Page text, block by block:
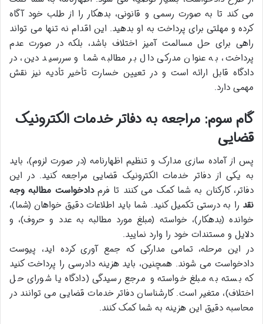
می کند تا به صورت رسمی و قانونی، بدهکار را از طلب خود آگاه
کرده و مهلتی برای پرداخت به او بدهید. این اقدام نه تنها می تواند
راهی برای حل مسالمت آمیز اختلاف باشد، بلکه در صورت عدم
پرداخت، به عنوان مدرکی دال بر مطالبه شما و سررسید دین، در
دادگاه قابل ارائه است و در تعیین خسارت تأخیر تأدیه نیز نقش
مهمی دارد.
گام سوم: مراجعه به دفاتر خدمات الکترونیک
قضایی
پس از آماده سازی مدارک و تنظیم اظهارنامه (در صورت لزوم)، باید
به یکی از دفاتر خدمات الکترونیک قضایی مراجعه کنید. در این
دفاتر، کارکنان به شما کمک می کنند تا فرمدادخواست مطالبه وجه
نقد را به درستی تکمیل کنید. شما باید اطلاعات دقیق خواهان (شما)،
خوانده (بدهکار)، خواسته (مبلغ مورد مطالبه به عدد و حروف)، و
دلایل و مستندات خود را وارد نمایید.
در این مرحله، تمامی مدارکی که جمع آوری کرده اید، پیوست
دادخواست می شوند. همچنین، باید هزینه دادرسی را پرداخت کنید
که بسته به مبلغ خواسته و مرجع رسیدگی (دادگاه یا شورای حل
اختلاف)، متغیر است. کارشناسان دفاتر خدمات قضایی می توانند در
محاسبه دقیق این هزینه به شما کمک کنند.